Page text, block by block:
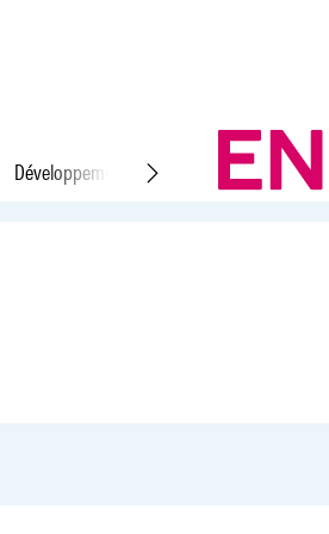
Développement durable Droit du travail